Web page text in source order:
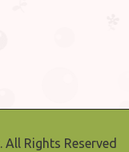
. All Rights Reserved